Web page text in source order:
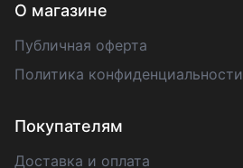
О магазине
Публичная оферта
Политика конфиденциальности
Покупателям
Доставка и оплата